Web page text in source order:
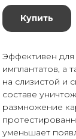
Купить
Эффективен
имплантатов, а
на слизистой и
составе
размножение
уменьшает